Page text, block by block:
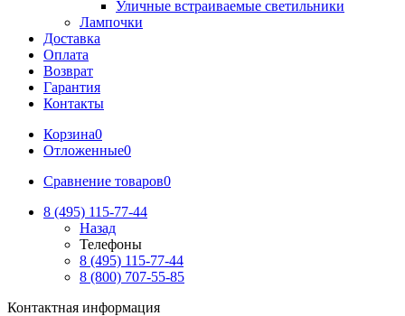
Уличные встраиваемые светильники
Лампочки
Доставка
Оплата
Возврат
Гарантия
Контакты
Корзина0
Отложенные0
Сравнение товаров0
8 (495) 115-77-44
Назад
Телефоны
8 (495) 115-77-44
8 (800) 707-55-85
Контактная информация